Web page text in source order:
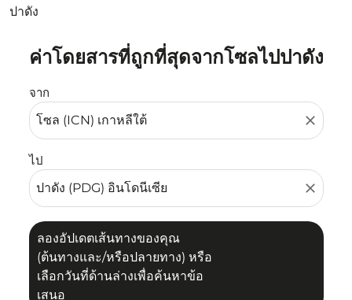
ปาดัง
ค่าโดยสารที่ถูกที่สุดจากโซลไปปาดัง
จาก
close
ไป
close
ลองอัปเดตเส้นทางของคุณ
(ต้นทางและ/หรือปลายทาง) หรือ
เลือกวันที่ด้านล่างเพื่อค้นหาข้อ
เสนอ
ลองอัปเดตเส้นทางของคุณ (ต้นทางและ/หรือปลายทาง) หรื